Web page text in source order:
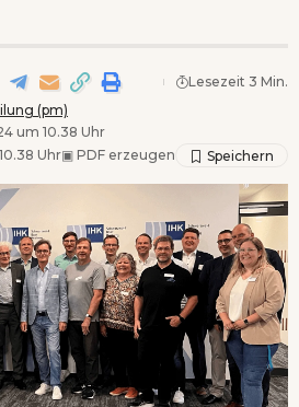
(pm)
um 10.38 Uhr
Uhr▣ PDF erzeugen
Lesezeit 3 Min.